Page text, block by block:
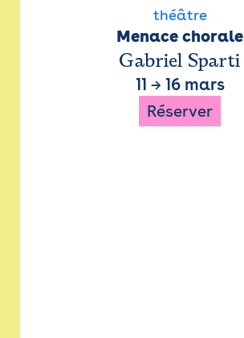
théâtre
Menace chorale
Gabriel Sparti
11 → 16 mars
Réserver